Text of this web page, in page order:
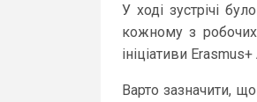
У ході зустрічі
кожному з робочих
ініціативи Erasmus+
Варто зазначити,